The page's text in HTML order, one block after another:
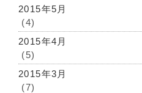
2015年5月
(4)
2015年4月
(5)
2015年3月
(7)